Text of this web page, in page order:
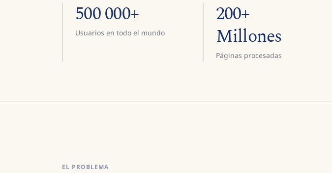
500 000+
Usuarios en todo el mundo
200+
Millones
Páginas procesadas
EL PROBLEMA